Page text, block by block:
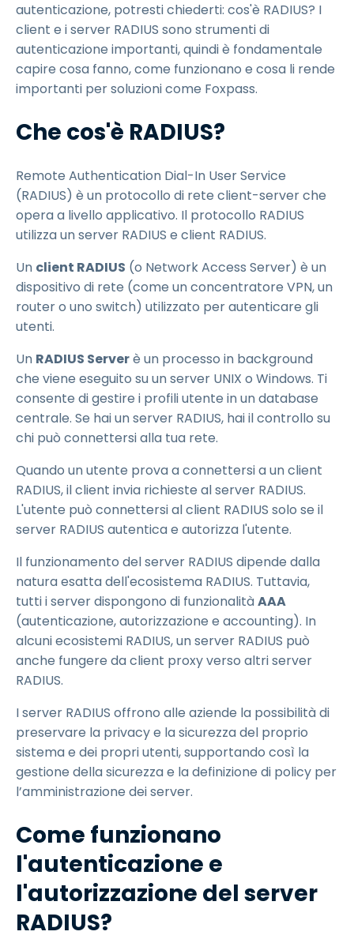
autenticazione, potresti chiederti: cos'è RADIUS? I
client e i server RADIUS sono strumenti di
autenticazione importanti, quindi è fondamentale
capire cosa fanno, come funzionano e cosa li rende
importanti per soluzioni come Foxpass.
Che cos'è RADIUS?
Remote Authentication Dial-In User Service
(RADIUS) è un protocollo di rete client-server che
opera a livello applicativo. Il protocollo RADIUS
utilizza un server RADIUS e client RADIUS.
Un client RADIUS (o Network Access Server) è un
dispositivo di rete (come un concentratore VPN, un
router o uno switch) utilizzato per autenticare gli
utenti.
Un RADIUS Serverè un processo in background
che viene eseguito su un server UNIX o Windows. Ti
consente di gestire i profili utente in un database
centrale. Se hai un server RADIUS, hai il controllo su
chi può connettersi alla tua rete.
Quando un utente prova a connettersi a un client
RADIUS, il client invia richieste al server RADIUS.
L'utente può connettersi al client RADIUS solo se il
server RADIUS autentica e autorizza l'utente.
Il funzionamento del server RADIUS dipende dalla
natura esatta dell'ecosistema RADIUS. Tuttavia,
tutti i server dispongono di funzionalitàAAA
(autenticazione, autorizzazione e accounting). In
alcuni ecosistemi RADIUS, un server RADIUS può
anche fungere da client proxy verso altri server
RADIUS.
I server RADIUS offrono alle aziende la possibilità di
preservare la privacy e la sicurezza del proprio
sistema e dei propri utenti, supportando così la
gestione della sicurezza e la definizione di policy per
l’amministrazione dei server.
Come funzionano
l'autenticazione e
l'autorizzazione del server
RADIUS?